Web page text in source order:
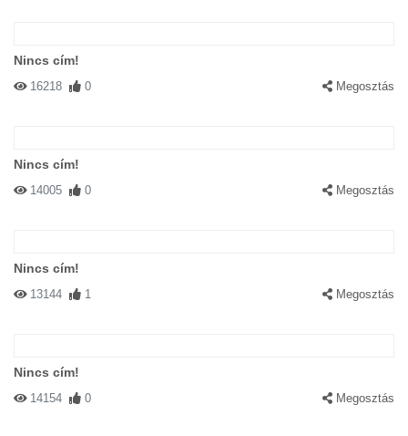
Nincs cím!
16218 0 Megosztás
Nincs cím!
14005 0 Megosztás
Nincs cím!
13144 1 Megosztás
Nincs cím!
14154 0 Megosztás